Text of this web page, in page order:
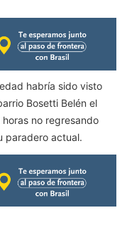
habría sido visto
Bosetti Belén el
no regresando
paradero actual.